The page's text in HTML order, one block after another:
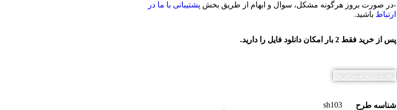
-در صورت بروز هرگونه مشکل، سوال و ابهام از طریق بخش پشتیبانی با ما در
ارتباط باشید.
پس از خرید فقط 2 بار امکان دانلود فایل را دارید.
افزودن به سبد خرید
شناسه طرح
sh103